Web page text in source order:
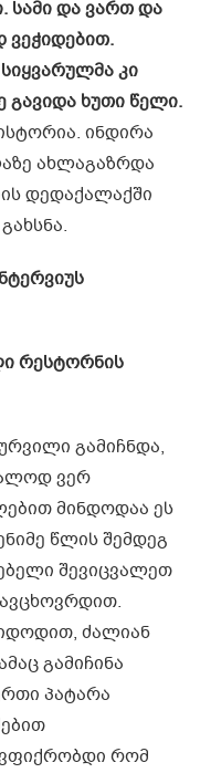
სამი და ვართ და
ვეჭიდებით.
კი
გავიდა ხუთი წელი.
ინდირა
ახლაგაზრდა
დედაქალაქში
რესტორნის
გამიჩნდა,
ვერ
მინდოდაა ეს
წლის შემდეგ
შევიცვალეთ
ძალიან
გამიჩინა
პატარა
ვფიქრობდი რომ